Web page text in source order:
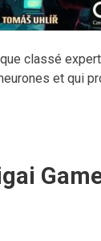
classé
et qui